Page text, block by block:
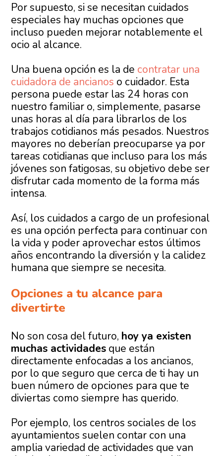
Por supuesto, si se necesitan cuidados
especiales hay muchas opciones que
incluso pueden mejorar notablemente el
ocio al alcance.
Una buena opción es la de contratar una
cuidadora de ancianos o cuidador. Esta
persona puede estar las 24 horas con
nuestro familiar o, simplemente, pasarse
unas horas al día para librarlos de los
trabajos cotidianos más pesados. Nuestros
mayores no deberían preocuparse ya por
tareas cotidianas que incluso para los más
jóvenes son fatigosas, su objetivo debe ser
disfrutar cada momento de la forma más
intensa.
Así, los cuidados a cargo de un profesional
es una opción perfecta para continuar con
la vida y poder aprovechar estos últimos
años encontrando la diversión y la calidez
humana que siempre se necesita.
Opciones a tu alcance para
divertirte
No son cosa del futuro, hoy ya existen
muchas actividades que están
directamente enfocadas a los ancianos,
por lo que seguro que cerca de ti hay un
buen número de opciones para que te
diviertas como siempre has querido.
Por ejemplo, los centros sociales de los
ayuntamientos suelen contar con una
amplia variedad de actividades que van